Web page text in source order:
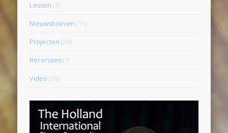
Lessen (1)
Nieuwsbrieven (11)
Projecten (28)
Recensies(7)
Video (26)